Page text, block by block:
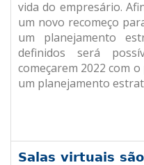
vida do empresário.
um novo recomeço
um planejamento
definidos será
começarem 2022 com
um planejamento
Salas virtuais